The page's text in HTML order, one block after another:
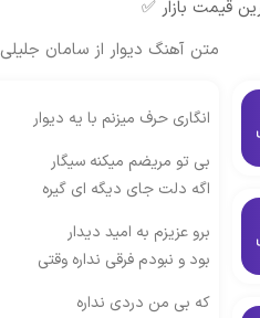
قیمت بازار ✅
متن آهنگ دیوار از سامان جلیلی
انگاری حرف میزنم با یه دیوار
بی تو مریضم میکنه سیگار
اگه دلت جای دیگه ای گیره
برو عزیزم به امید دیدار
بود و نبودم فرقی نداره وقتی
که بی من دردی نداره